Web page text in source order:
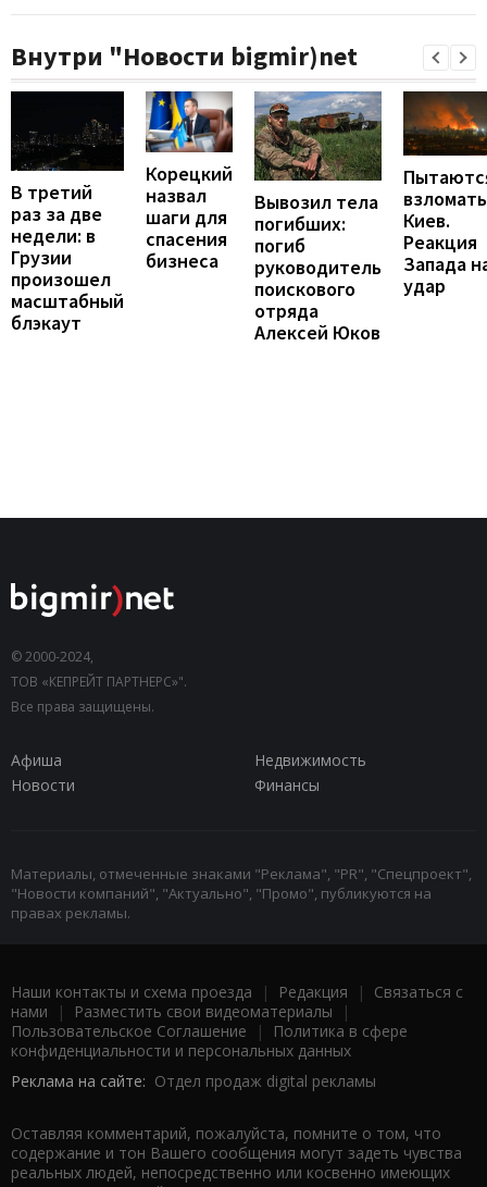
Внутри "Новости bigmir)net
В третий
раз за две
недели: в
Грузии
произошел
масштабный
блэкаут
Корецкий
назвал
шаги для
спасения
бизнеса
Вывозил тела
погибших:
погиб
руководитель
поискового
отряда
Алексей Юков
взломать
Киев.
Реакция
Запада
удар
© 2000-2024,
ТОВ «КЕПРЕЙТ ПАРТНЕРС»".
Все права защищены.
Афиша
Недвижимость
Новости
Финансы
Материалы, отмеченные знаками "Реклама", "PR", "Спецпроект",
"Новости компаний", "Актуально", "Промо", публикуются на
правах рекламы.
Наши контакты и схема проезда | Редакция | Связаться с
нами | Разместить свои видеоматериалы |
Пользовательское Соглашение |
Политика в сфере
конфиденциальности и персональных данных
Реклама на сайте: Отдел продаж digital рекламы
Оставляя комментарий, пожалуйста, помните о том, что
содержание и тон Вашего сообщения могут задеть чувства
реальных людей, непосредственно или косвенно имеющих